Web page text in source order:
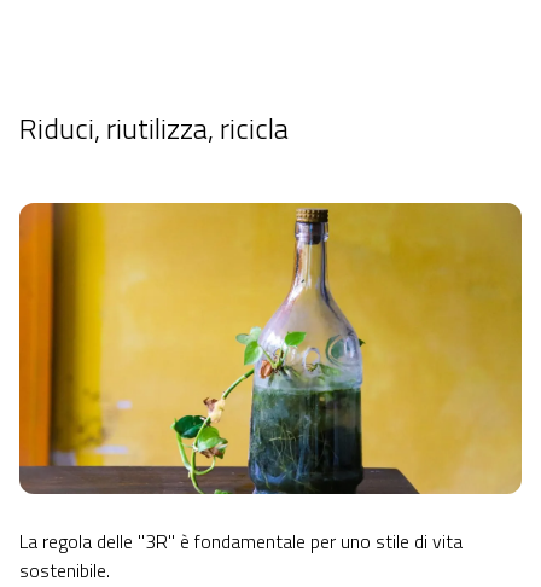
Riduci, riutilizza, ricicla
La regola delle "3R" è fondamentale per uno stile di vita
sostenibile.